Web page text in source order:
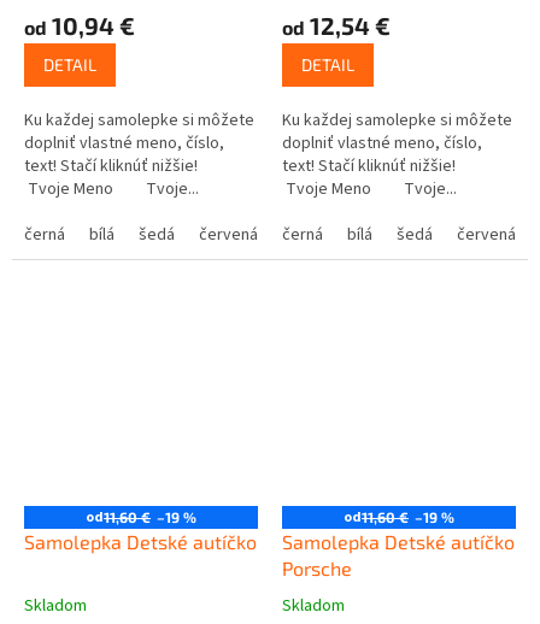
od 10,94 €
DETAIL
Ku každej samolepke si môžete
doplniť vlastné meno, číslo,
text! Stačí kliknúť nižšie!
Tvoje Meno Tvoje...
černá
bílá šedá červená modrá žlutá zelená růžová
od 12,54 €
DETAIL
Ku každej samolepke si môžete
doplniť vlastné meno, číslo,
text! Stačí kliknúť nižšie!
Tvoje Meno Tvoje...
černá
bílá šedá červená
od11,60 € –19 %
Samolepka Detské autíčko
Skladom
od11,60 € –19 %
Samolepka Detské autíčko
Porsche
Skladom